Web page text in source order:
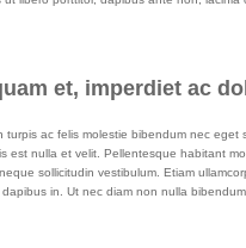
et, imperdiet ac
ac felis molestie bibendum nec
est nulla et velit. Pellentesque habitant
sollicitudin vestibulum. Etiam
in. Ut nec diam non nulla